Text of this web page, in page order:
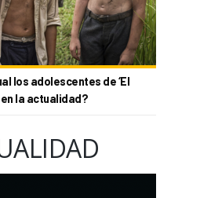
los adolescentes de ‘El
en la actualidad?